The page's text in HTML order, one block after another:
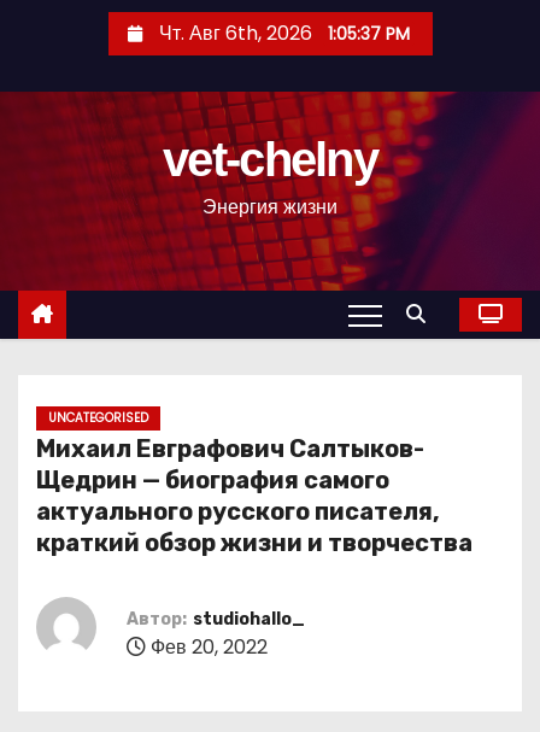
с
Чт. Авг 6th, 2026 1:05:38 PM
vet-chelny
Энергия жизни
UNCATEGORISED
Михаил Евграфович Салтыков-
Щедрин — биография самого
актуального русского писателя,
краткий обзор жизни и творчества
Автор: studiohallo_
Фев 20, 2022